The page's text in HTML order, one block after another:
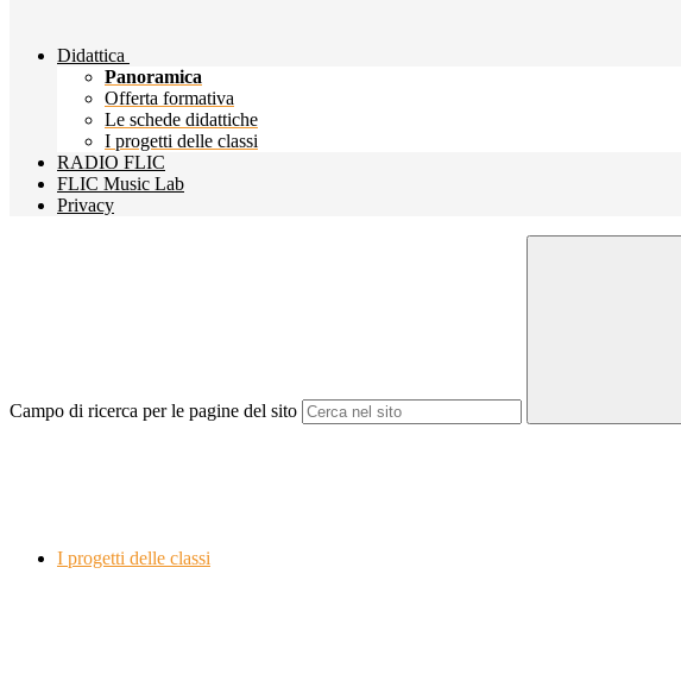
Didattica
Panoramica
Offerta formativa
Le schede didattiche
I progetti delle classi
RADIO FLIC
FLIC Music Lab
Privacy
Campo di ricerca per le pagine del sito
I progetti delle classi